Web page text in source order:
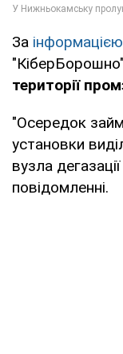
За інформацією
"КіберБорошно"
території
"Осередок
установки
вузла
повідомленні.